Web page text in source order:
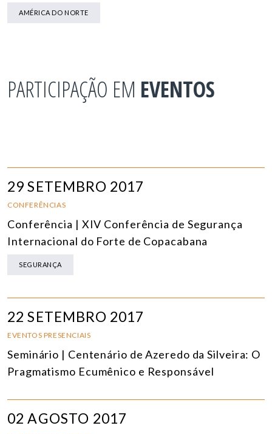
AMÉRICA DO NORTE
PARTICIPAÇÃO EM EVENTOS
29 SETEMBRO 2017
CONFERÊNCIAS
Conferência | XIV Conferência de Segurança
Internacional do Forte de Copacabana
SEGURANÇA
22 SETEMBRO 2017
EVENTOS PRESENCIAIS
Seminário | Centenário de Azeredo da Silveira: O
Pragmatismo Ecumênico e Responsável
02 AGOSTO 2017